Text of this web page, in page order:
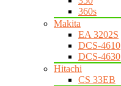
360s
Makita
EA 3202S
DCS-4610
DCS-4630
Hitachi
CS 33EB